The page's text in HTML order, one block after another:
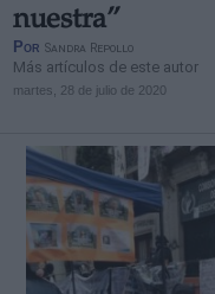
nuestra”
Por Sandra Repollo
Más artículos de este autor
martes, 28 de julio de 2020